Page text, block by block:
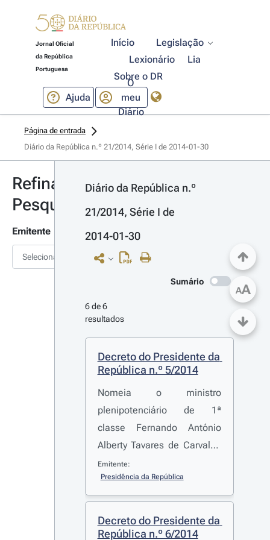
Jornal Oficial
da República
Portuguesa
Início
Legislação
Lexionário
Lia
Sobre o DR
Ajuda
O
meu
Diário
Página de entrada
Diário da República n.º 21/2014, Série I de 2014-01-30
Refinar
Pesquisa
Emitente
Selecionar
Diário da República n.º
21/2014, Série I de
2014-01-30
Sumário
6 de 6
resultados
Decreto do Presidente da
República n.º 5/2014
Nomeia o ministro
plenipotenciário de 1ª
classe Fernando António
Alberty Tavares de Carvalho
como Embaixador de
Portugal não residente na
República do Haiti
Emitente:
Presidência da República
Decreto do Presidente da
República n.º 6/2014
AA